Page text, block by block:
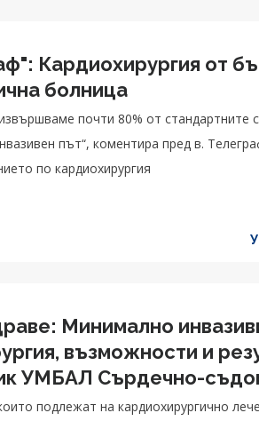
Кардиохирургия от
болница
почти 80% от стандартните
път“, коментира пред в.
по кардиохирургия
Минимално
възможности и
УМБАЛ Сърдечно-
подлежат на кардиохирургично